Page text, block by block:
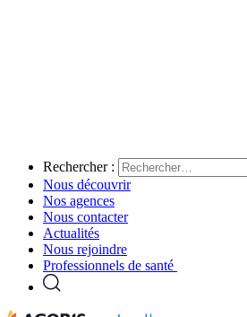
Rechercher :
Nous découvrir
Nos agences
Nous contacter
Actualités
Nous rejoindre
Professionnels de santé